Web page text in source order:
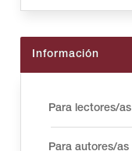
Información
Para lectores/as
Para autores/as